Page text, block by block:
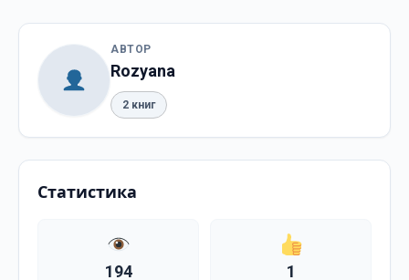
АВТОР
Rozyana
2 книг
Статистика
194 1